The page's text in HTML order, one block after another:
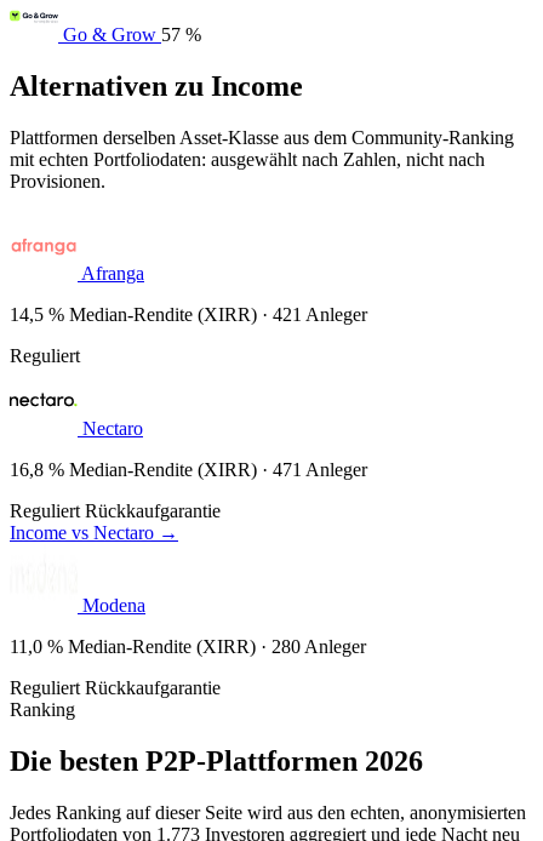
Go & Grow 57 %
Alternativen zu Income
Plattformen derselben Asset-Klasse aus dem Community-Ranking
mit echten Portfoliodaten: ausgewählt nach Zahlen, nicht nach
Provisionen.
Afranga
14,5 % Median-Rendite (XIRR) · 421 Anleger
Reguliert
Nectaro
16,8 % Median-Rendite (XIRR) · 471 Anleger
Reguliert Rückkaufgarantie
Income vs Nectaro →
Modena
11,0 % Median-Rendite (XIRR) · 280 Anleger
Reguliert Rückkaufgarantie
Ranking
Die besten P2P-Plattformen 2026
Jedes Ranking auf dieser Seite wird aus den echten, anonymisierten
Portfoliodaten von 1.773 Investoren aggregiert und jede Nacht neu